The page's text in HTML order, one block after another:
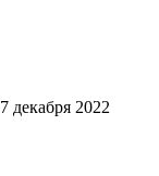
декабря 2022